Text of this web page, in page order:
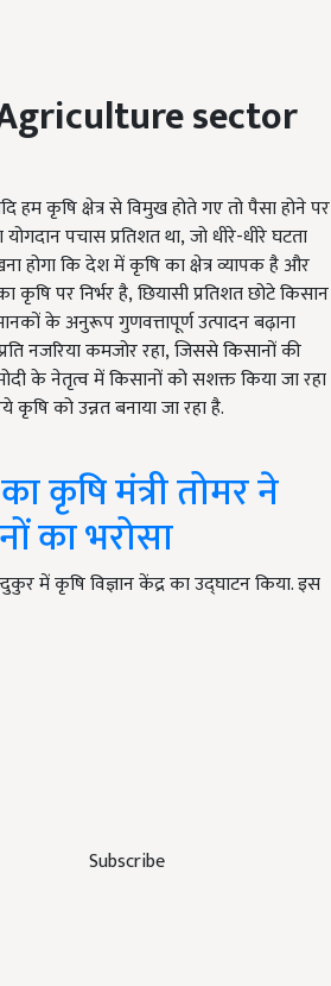
Subscribe
sector
हम कृषि क्षेत्र से विमुख होते गए तो पैसा होने पर
पचास प्रतिशत था, जो धीरे-धीरे घटता
होगा कि देश में कृषि का क्षेत्र व्यापक है और
पर निर्भर है, छियासी प्रतिशत छोटे किसान
के अनुरूप गुणवत्तापूर्ण उत्पादन बढ़ाना
नजरिया कमजोर रहा, जिससे किसानों की
के नेतृत्व में किसानों को सशक्त किया जा रहा
को उन्नत बनाया जा रहा है.
कृषि मंत्री तोमर ने
का भरोसा
में कृषि विज्ञान केंद्र का उद्घाटन किया. इस